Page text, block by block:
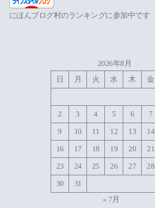
にほんブログ村のランキングに参加中です
2026年8月
日
月 火 水 木 金
2 3 4 5 6 7
9 10 11 12 13 14
16 17 18 19 20 21
23 24 25 26 27 28
30
31
« 7月